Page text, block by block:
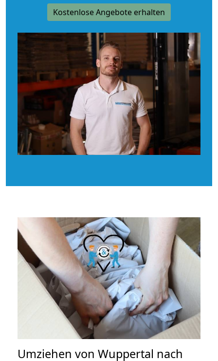
Kostenlose Angebote erhalten
Umziehen von Wuppertal nach